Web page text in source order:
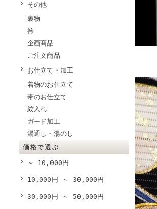
その他
裏物
衿
企画商品
ご注文商品
お仕立て・加工
着物のお仕立て
帯のお仕立て
紋入れ
ガード加工
湯通し・湯のし
価格で選ぶ
～ 10,000円
10,000円 ～ 30,000円
30,000円 ～ 50,000円